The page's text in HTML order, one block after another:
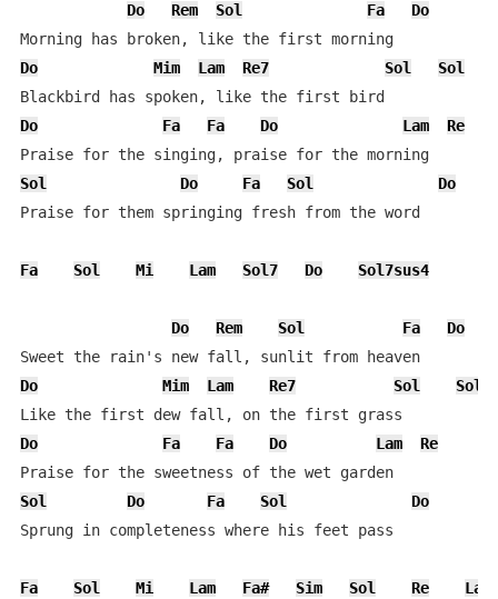
Do Rem Sol Fa
Do
Morning has broken, like the first morning
Do
Mim Lam Re7 Sol
Sol
Do
Fa Fa Do Lam
Re
Praise for the singing, praise for the morning
Sol
Do Fa Sol
Do
Praise for them springing fresh from the word
Fa Sol Mi Lam Sol7 Do Sol7sus4
Do Rem Sol Fa
Do
Sweet the rain's new fall, sunlit from heaven
Do
Mim Lam Re7 Sol
Sol
Do
Fa Fa Do Lam
Re
Praise for the sweetness of the wet garden
Sol
Do Fa Sol
Do
Sprung in completeness where his feet pass
Fa Sol Mi Lam Fa# Sim Sol Re